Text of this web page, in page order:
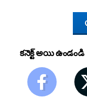
కనెక్ట్ అయి ఉండండి